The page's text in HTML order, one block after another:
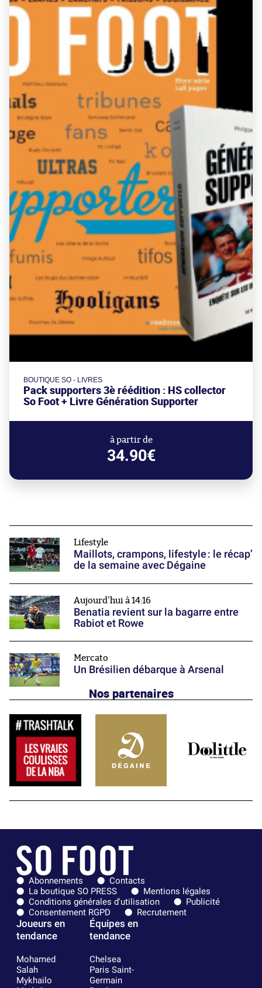
BOUTIQUE SO - LIVRES
Pack supporters 3è réédition : HS collector
So Foot + Livre Génération Supporter
à partir de
34.90€
Lifestyle
Maillots, crampons, lifestyle : le récap’
de la semaine avec Dégaine
Aujourd'hui à 14:16
Benatia revient sur la bagarre entre
Rabiot et Rowe
Mercato
Un Brésilien débarque à Arsenal
Nos partenaires
Abonnements
Contacts
La boutique SO PRESS
Mentions légales
Conditions générales d'utilisation
Publicité
Consentement RGPD
Recrutement
Joueurs en
tendance
Mohamed
Salah
Mykhailo
Équipes en
tendance
Chelsea
Paris Saint-
Germain